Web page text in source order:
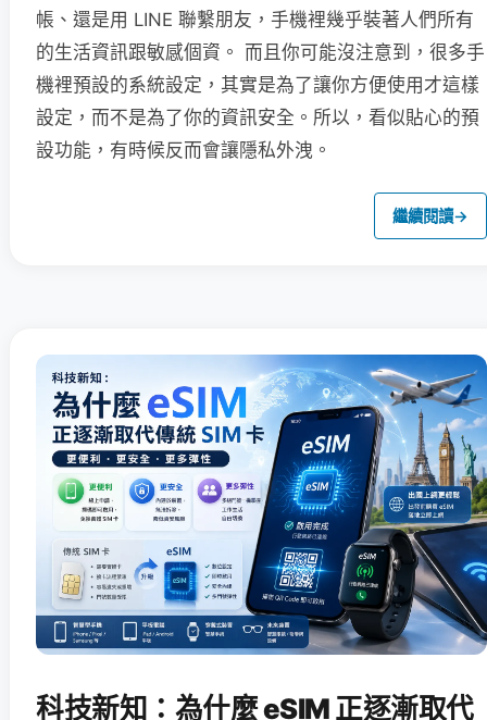
帳、還是用 LINE 聯繫朋友，手機裡幾乎裝著人們所有
的生活資訊跟敏感個資。 而且你可能沒注意到，很多手
機裡預設的系統設定，其實是為了讓你方便使用才這樣
設定，而不是為了你的資訊安全。所以，看似貼心的預
設功能，有時候反而會讓隱私外洩。
繼續閱讀→
科技新知：為什麼 eSIM 正逐漸取代